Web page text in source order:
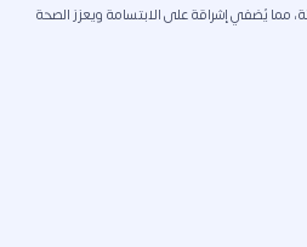
مما يُضفي إشراقة على الابتسامة ويعزز الصحة